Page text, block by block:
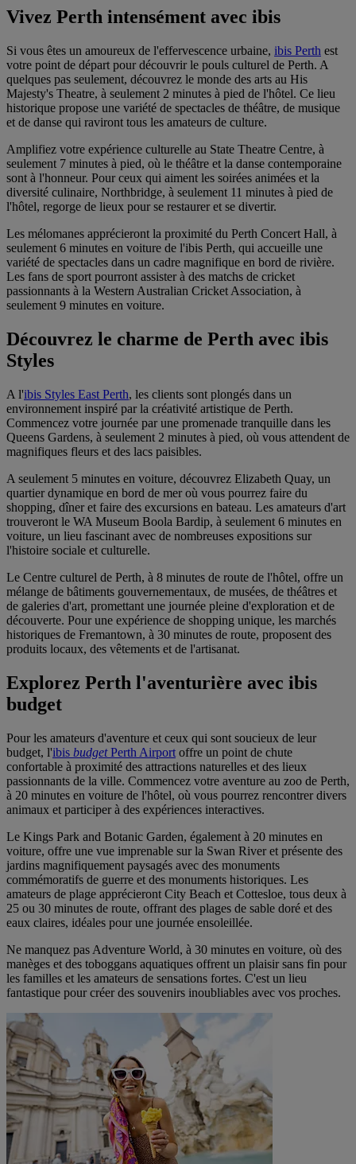
Vivez Perth intensément avec ibis
Si vous êtes un amoureux de l'effervescence urbaine, ibis Perth est
votre point de départ pour découvrir le pouls culturel de Perth. A
quelques pas seulement, découvrez le monde des arts au His
Majesty's Theatre, à seulement 2 minutes à pied de l'hôtel. Ce lieu
historique propose une variété de spectacles de théâtre, de musique
et de danse qui raviront tous les amateurs de culture.
Amplifiez votre expérience culturelle au State Theatre Centre, à
seulement 7 minutes à pied, où le théâtre et la danse contemporaine
sont à l'honneur. Pour ceux qui aiment les soirées animées et la
diversité culinaire, Northbridge, à seulement 11 minutes à pied de
l'hôtel, regorge de lieux pour se restaurer et se divertir.
Les mélomanes apprécieront la proximité du Perth Concert Hall, à
seulement 6 minutes en voiture de l'ibis Perth, qui accueille une
variété de spectacles dans un cadre magnifique en bord de rivière.
Les fans de sport pourront assister à des matchs de cricket
passionnants à la Western Australian Cricket Association, à
seulement 9 minutes en voiture.
Découvrez le charme de Perth avec ibis
Styles
A l'ibis Styles East Perth, les clients sont plongés dans un
environnement inspiré par la créativité artistique de Perth.
Commencez votre journée par une promenade tranquille dans les
Queens Gardens, à seulement 2 minutes à pied, où vous attendent de
magnifiques fleurs et des lacs paisibles.
A seulement 5 minutes en voiture, découvrez Elizabeth Quay, un
quartier dynamique en bord de mer où vous pourrez faire du
shopping, dîner et faire des excursions en bateau. Les amateurs d'art
trouveront le WA Museum Boola Bardip, à seulement 6 minutes en
voiture, un lieu fascinant avec de nombreuses expositions sur
l'histoire sociale et culturelle.
Le Centre culturel de Perth, à 8 minutes de route de l'hôtel, offre un
mélange de bâtiments gouvernementaux, de musées, de théâtres et
de galeries d'art, promettant une journée pleine d'exploration et de
découverte. Pour une expérience de shopping unique, les marchés
historiques de Fremantown, à 30 minutes de route, proposent des
produits locaux, des vêtements et de l'artisanat.
Explorez Perth l'aventurière avec ibis
budget
Pour les amateurs d'aventure et ceux qui sont soucieux de leur
budget, l'ibis budgetPerth Airport offre un point de chute
confortable à proximité des attractions naturelles et des lieux
passionnants de la ville. Commencez votre aventure au zoo de Perth,
à 20 minutes en voiture de l'hôtel, où vous pourrez rencontrer divers
animaux et participer à des expériences interactives.
Le Kings Park and Botanic Garden, également à 20 minutes en
voiture, offre une vue imprenable sur la Swan River et présente des
jardins magnifiquement paysagés avec des monuments
commémoratifs de guerre et des monuments historiques. Les
amateurs de plage apprécieront City Beach et Cottesloe, tous deux à
25 ou 30 minutes de route, offrant des plages de sable doré et des
eaux claires, idéales pour une journée ensoleillée.
Ne manquez pas Adventure World, à 30 minutes en voiture, où des
manèges et des toboggans aquatiques offrent un plaisir sans fin pour
les familles et les amateurs de sensations fortes. C'est un lieu
fantastique pour créer des souvenirs inoubliables avec vos proches.